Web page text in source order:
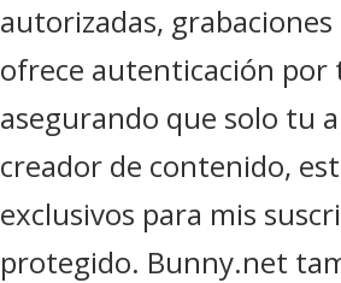
autorizadas,
ofrece autenticación por
asegurando que solo tu
creador de contenido,
exclusivos para mis
protegido. Bunny.net